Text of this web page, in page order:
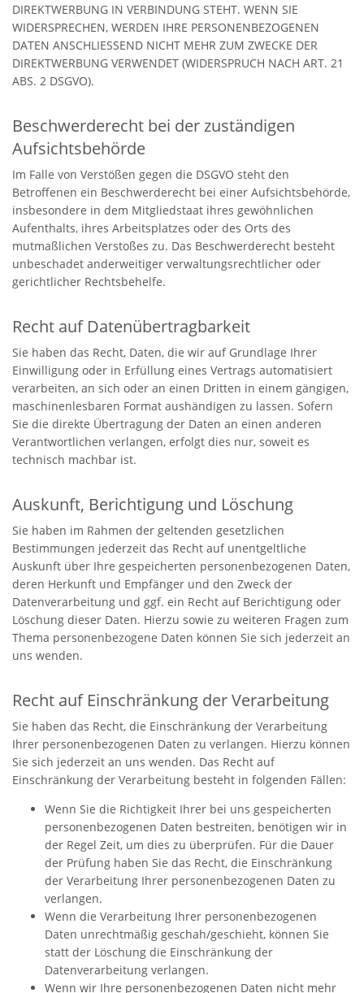
DIREKTWERBUNG IN VERBINDUNG STEHT. WENN SIE
WIDERSPRECHEN, WERDEN IHRE PERSONENBEZOGENEN
DATEN ANSCHLIESSEND NICHT MEHR ZUM ZWECKE DER
DIREKTWERBUNG VERWENDET (WIDERSPRUCH NACH ART. 21
ABS. 2 DSGVO).
Beschwerde­recht bei der zuständigen
Aufsichts­behörde
Im Falle von Verstößen gegen die DSGVO steht den
Betroffenen ein Beschwerderecht bei einer Aufsichtsbehörde,
insbesondere in dem Mitgliedstaat ihres gewöhnlichen
Aufenthalts, ihres Arbeitsplatzes oder des Orts des
mutmaßlichen Verstoßes zu. Das Beschwerderecht besteht
unbeschadet anderweitiger verwaltungsrechtlicher oder
gerichtlicher Rechtsbehelfe.
Recht auf Daten­übertrag­barkeit
Sie haben das Recht, Daten, die wir auf Grundlage Ihrer
Einwilligung oder in Erfüllung eines Vertrags automatisiert
verarbeiten, an sich oder an einen Dritten in einem gängigen,
maschinenlesbaren Format aushändigen zu lassen. Sofern
Sie die direkte Übertragung der Daten an einen anderen
Verantwortlichen verlangen, erfolgt dies nur, soweit es
technisch machbar ist.
Auskunft, Berichtigung und Löschung
Sie haben im Rahmen der geltenden gesetzlichen
Bestimmungen jederzeit das Recht auf unentgeltliche
Auskunft über Ihre gespeicherten personenbezogenen Daten,
deren Herkunft und Empfänger und den Zweck der
Datenverarbeitung und ggf. ein Recht auf Berichtigung oder
Löschung dieser Daten. Hierzu sowie zu weiteren Fragen zum
Thema personenbezogene Daten können Sie sich jederzeit an
uns wenden.
Recht auf Einschränkung der Verarbeitung
Sie haben das Recht, die Einschränkung der Verarbeitung
Ihrer personenbezogenen Daten zu verlangen. Hierzu können
Sie sich jederzeit an uns wenden. Das Recht auf
Einschränkung der Verarbeitung besteht in folgenden Fällen:
Wenn Sie die Richtigkeit Ihrer bei uns gespeicherten
personenbezogenen Daten bestreiten, benötigen wir in
der Regel Zeit, um dies zu überprüfen. Für die Dauer
der Prüfung haben Sie das Recht, die Einschränkung
der Verarbeitung Ihrer personenbezogenen Daten zu
verlangen.
Wenn die Verarbeitung Ihrer personenbezogenen
Daten unrechtmäßig geschah/geschieht, können Sie
statt der Löschung die Einschränkung der
Datenverarbeitung verlangen.
Wenn wir Ihre personenbezogenen Daten nicht mehr